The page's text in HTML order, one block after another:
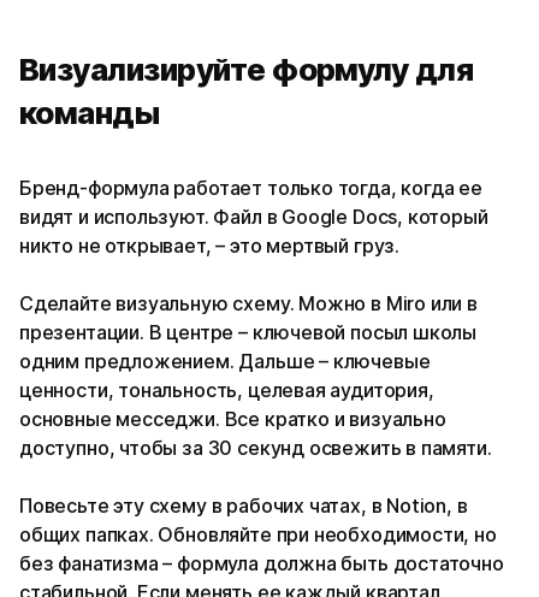
Визуализируйте формулу для
команды
Бренд-формула работает только тогда, когда ее
видят и используют. Файл в Google Docs, который
никто не открывает, – это мертвый груз.
Сделайте визуальную схему. Можно в Miro или в
презентации. В центре – ключевой посыл школы
одним предложением. Дальше – ключевые
ценности, тональность, целевая аудитория,
основные месседжи. Все кратко и визуально
доступно, чтобы за 30 секунд освежить в памяти.
Повесьте эту схему в рабочих чатах, в Notion, в
общих папках. Обновляйте при необходимости, но
без фанатизма – формула должна быть достаточно